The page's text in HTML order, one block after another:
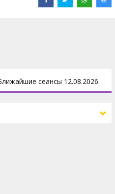
сеансы 12.08.2026.